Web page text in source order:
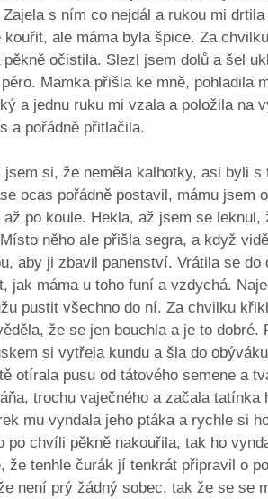
Zajela s ním co nejdál a rukou mi
kouřit, ale máma byla špice. Za
pěkně očistila. Slezl jsem dolů a šel
Mamka přišla ke mně, pohladila
a jednu ruku mi vzala a položila na
a pořádně přitlačila.
jsem si, že neměla kalhotky, asi byli
ocas pořádně postavil, mámu jsem
po koule. Hekla, až jsem se
něho ale přišla segra, a když
aby ji zbavil panenství. Vrátila se
jak máma u toho funí a vzdychá.
pustit všechno do ní. Za chvilku
že se jen bouchla a je to
si vytřela kundu a šla do
otírala pusu od tátového semene a
trochu vaječného a začala
mu vyndala jeho ptáka a rychle si
po chvíli pěkně nakouřila, tak ho
že tenhle čurák jí tenkrát připravil o
není prý žádný sobec, tak že se se